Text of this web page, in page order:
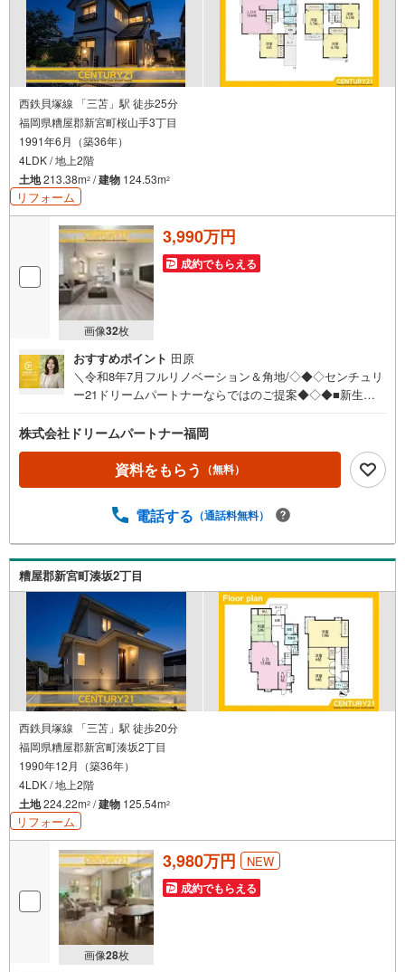
西鉄貝塚線 「三苫」駅 徒歩25分
福岡県糟屋郡新宮町桜山手3丁目
1991年6月（築36年）
4LDK / 地上2階
土地213.38m2 /建物 124.53m2
リフォーム
画像32枚
3,990万円
成約でもらえる
おすすめポイント 田原
＼令和8年7月フルリノベーション＆角地/◇◆◇センチュリ
ー21ドリームパートナーならではのご提案◆◇◆■新生活
時まで即日案内可能！■おまとめローンもご相談ください！
分かりづらい不動産のご購入をお客様が安心して進められ
るように、お客様の立場に立ってお家を『探す』お手伝い
をさせて頂きます。住まい探しはワクワクしながら楽しく
せ下さい。もちろん平日・土日祝日・営業時間外でのご内
不動産キャンペーン対象店舗です。】当店で物件を成約す
ると PayPayボーナスライトがもらえる「Yahoo！ 不動産
物件ご成約キャンペーン」の対象になります。「資料をも
らう」「見学予約をする」ボタンからお問い合わせくださ
い。ーーーーーーーーーーーーーーーーーーーーーーーー※
必ずYahoo！ JAPAN IDでログインしてください。ーーーー
ーーーーーーーーーーーーーーーーーーーー
株式会社ドリームパートナー福岡
資料をもらう （無料）
電話する （通話料無料）
糟屋郡新宮町湊坂2丁目
西鉄貝塚線 「三苫」駅 徒歩20分
福岡県糟屋郡新宮町湊坂2丁目
1990年12月（築36年）
4LDK / 地上2階
土地224.22m2 /建物 125.54m2
リフォーム
画像28枚
3,980万円 NEW
成約でもらえる